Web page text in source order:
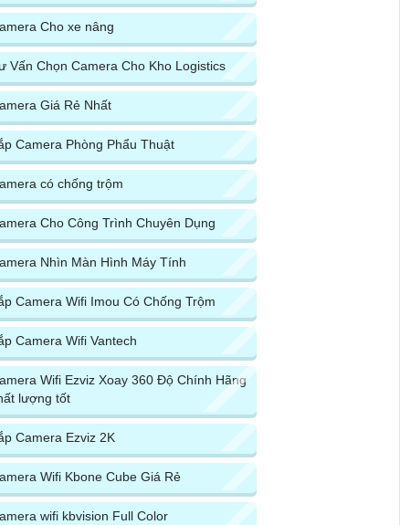
Cho xe nâng
Vấn Chọn Camera Cho Kho Logistics
Giá Rẻ Nhất
Camera Phòng Phẩu Thuật
có chống trộm
Cho Công Trình Chuyên Dụng
Nhìn Màn Hình Máy Tính
Camera Wifi Imou Có Chống Trộm
Camera Wifi Vantech
Wifi Ezviz Xoay 360 Độ Chính Hãng
lượng tốt
Camera Ezviz 2K
Wifi Kbone Cube Giá Rẻ
wifi kbvision Full Color